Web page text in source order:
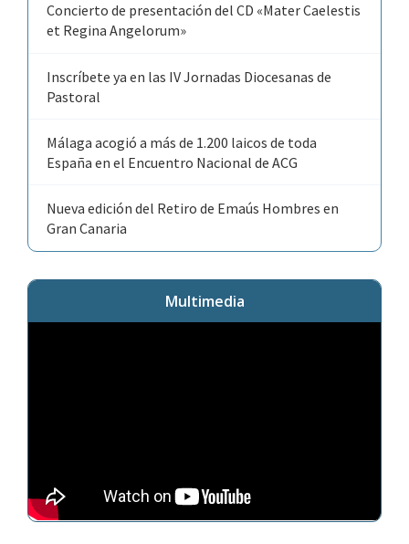
Concierto de presentación del CD «Mater Caelestis
et Regina Angelorum»
Inscríbete ya en las IV Jornadas Diocesanas de
Pastoral
Málaga acogió a más de 1.200 laicos de toda
España en el Encuentro Nacional de ACG
Nueva edición del Retiro de Emaús Hombres en
Gran Canaria
Multimedia